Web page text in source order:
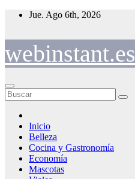
Saltar
Jue. Ago 6th, 2026
webinstant.es
Inicio
Belleza
Cocina y Gastronomía
Economía
Mascotas